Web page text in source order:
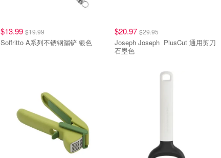
$13.99 $19.99
Soffritto A系列不锈钢漏铲 银色
$20.97$29.95
Joseph Joseph PlusCut 通用剪刀
石墨色